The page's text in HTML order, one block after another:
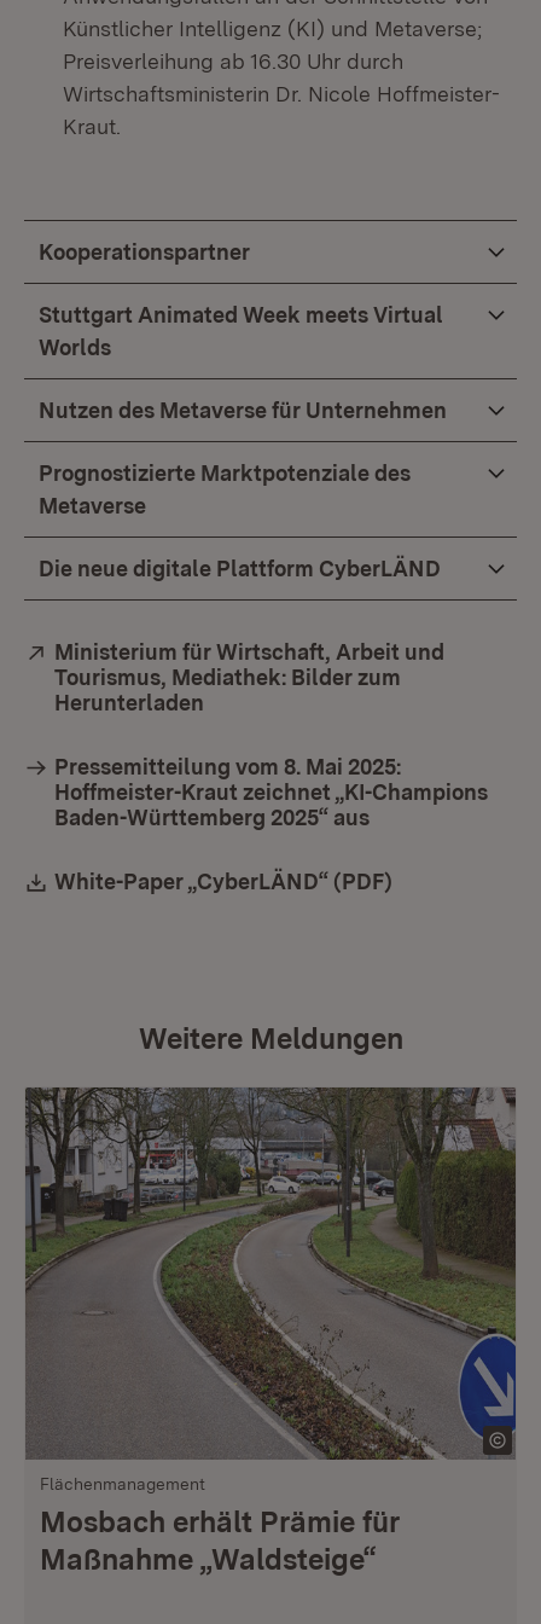
Künstlicher Intelligenz (KI) und Metaverse;
Preisverleihung ab 16.30 Uhr durch
Wirtschaftsministerin Dr. Nicole Hoffmeister-
Kraut.
Kooperationspartner
Stuttgart Animated Week meets Virtual
Worlds
Nutzen des Metaverse für Unternehmen
Prognostizierte Marktpotenziale des
Metaverse
Die neue digitale Plattform CyberLÄND
Extern:
Ministerium für Wirtschaft, Arbeit und
Tourismus, Mediathek: Bilder zum
Herunterladen
Pressemitteilung vom 8. Mai 2025:
Hoffmeister-Kraut zeichnet „KI-Champions
Baden-Württemberg 2025“ aus
Download:
White-Paper „CyberLÄND“ (PDF)
Weitere Meldungen
Flächenmanagement
Mosbach erhält Prämie für
Maßnahme „Waldsteige“